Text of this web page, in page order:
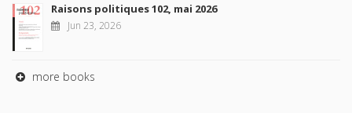
Raisons politiques 102, mai 2026
Jun 23, 2026
more books